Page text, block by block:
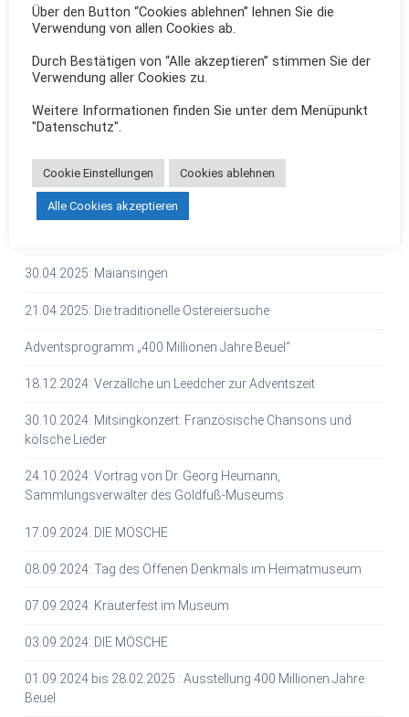
24.07.2025: BastaLaPasta – Dolce vita zum Mitsingen
11.07.2025: Samba Bom
08.07.2025: DIE MÖSCHE
14.05.2025: Der Himmel über Beuel
07.05.2025: Mitsingkonzert: Französiche Chansons und
30.04.2025: Maiansingen
21.04.2025: Die traditionelle Ostereiersuche
Adventsprogramm „400 Millionen Jahre Beuel“
18.12.2024: Verzällche un Leedcher zur Adventszeit
30.10.2024: Mitsingkonzert: Französische Chansons und
kölsche Lieder
24.10.2024: Vortrag von Dr. Georg Heumann,
Sammlungsverwalter des Goldfuß-Museums
17.09.2024: DIE MÖSCHE
08.09.2024: Tag des Offenen Denkmals im Heimatmuseum
07.09.2024: Kräuterfest im Museum
03.09.2024: DIE MÖSCHE
01.09.2024 bis 28.02.2025 : Ausstellung 400 Millionen Jahre
Beuel
Über den Button “Cookies ablehnen” lehnen Sie die
Verwendung von allen Cookies ab.
Durch Bestätigen von “Alle akzeptieren” stimmen Sie der
Verwendung aller Cookies zu.
Weitere Informationen finden Sie unter dem Menüpunkt
"Datenschutz".
Cookie Einstellungen Cookies ablehnen
Alle Cookies akzeptieren